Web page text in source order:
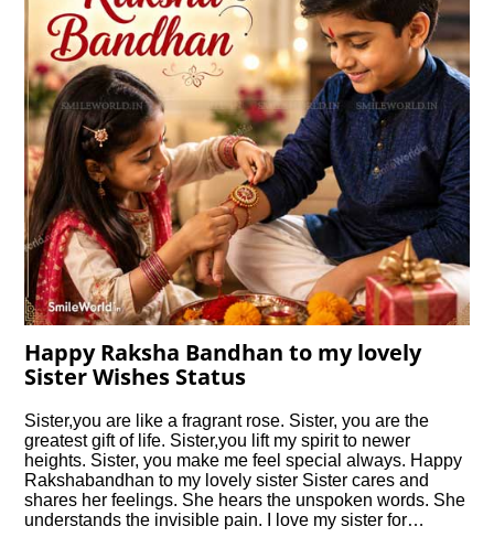
Happy Raksha Bandhan to my lovely
Sister Wishes Status
Sister,you are like a fragrant rose. Sister, you are the
greatest gift of life. Sister,you lift my spirit to newer
heights. Sister, you make me feel special always. Happy
Rakshabandhan to my lovely sister Sister cares and
shares her feelings. She hears the unspoken words. She
understands the invisible pain. I love my sister for…